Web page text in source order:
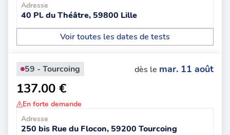
Adresse
40 Pl. du Théâtre, 59800 Lille
Voir toutes les dates de tests
59 - Tourcoing dès le mar. 11 août
137.00 €
En forte demande
Adresse
250 bis Rue du Flocon, 59200 Tourcoing